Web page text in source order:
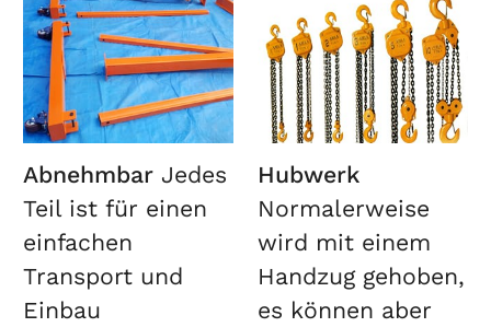
Abnehmbar Jedes
Teil ist für einen
einfachen
Transport und
Einbau
Hubwerk
Normalerweise
wird mit einem
Handzug gehoben,
es können aber